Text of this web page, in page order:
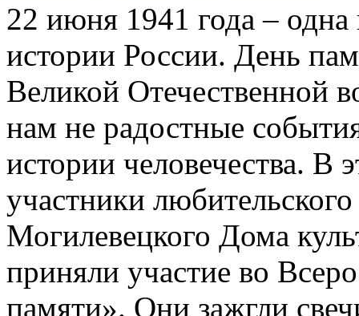
22 июня 1941 года –
истории России. День
Великой Отечественной
нам не радостные
истории человечества. В
участники
Могилевецкого Дома
приняли участие во
памяти». Они зажгли